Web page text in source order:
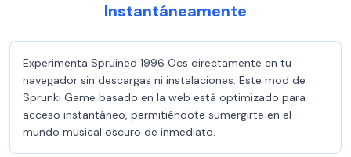
Instantáneamente
Experimenta Spruined 1996 Ocs directamente en tu
navegador sin descargas ni instalaciones. Este mod de
Sprunki Game basado en la web está optimizado para
acceso instantáneo, permitiéndote sumergirte en el
mundo musical oscuro de inmediato.